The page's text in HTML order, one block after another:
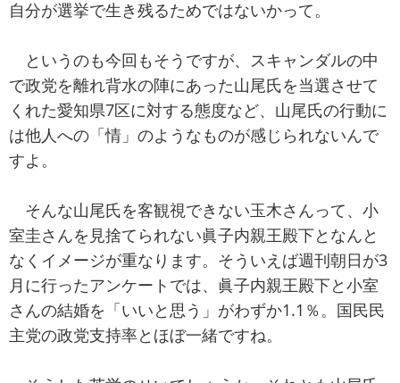
自分が選挙で生き残るためではないかって。
というのも今回もそうですが、スキャンダルの中
で政党を離れ背水の陣にあった山尾氏を当選させて
くれた愛知県7区に対する態度など、山尾氏の行動に
は他人への「情」のようなものが感じられないんで
すよ。
そんな山尾氏を客観視できない玉木さんって、小
室圭さんを見捨てられない眞子内親王殿下となんと
なくイメージが重なります。そういえば週刊朝日が3
月に行ったアンケートでは、眞子内親王殿下と小室
さんの結婚を「いいと思う」がわずか1.1％。国民民
主党の政党支持率とほぼ一緒ですね。